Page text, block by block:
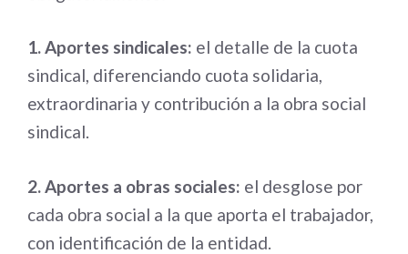
1. Aportes sindicales: el detalle de la cuota
sindical, diferenciando cuota solidaria,
extraordinaria y contribución a la obra social
sindical.
2. Aportes a obras sociales: el desglose por
cada obra social a la que aporta el trabajador,
con identificación de la entidad.